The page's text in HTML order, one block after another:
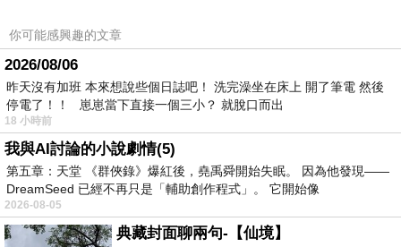
我們的肌肉會疲勞、會酸痛，我們無法用它來做
更多的其他活動。
想想，當我們的單位衝鋒陷陣、心力交瘁，回到
家裡看到小孩鬧、滿地狼藉的時候，你真的還有
多餘的意志力去少油少鹽的吃雞胸肉?
當你完成了一次高強度的力量訓練，跑完一次馬
拉松，你真的還有多餘的意志力不去大快朵頤?
在吃這件事情上面，減肥的人比不減肥的人需要
你可能感興趣的文章
2026/08/06
昨天沒有加班 本來想說些個日誌吧！ 洗完澡坐在床上 開了筆電 然後
停電了！！ 崽崽當下直接一個三小？ 就脫口而出
18 小時前
我與AI討論的小說劇情(5)
第五章：天堂 《群俠錄》爆紅後，堯禹舜開始失眠。 因為他發現——
DreamSeed 已經不再只是「輔助創作程式」。 它開始像
2026-08-05
典藏封面聊兩句-【仙境】